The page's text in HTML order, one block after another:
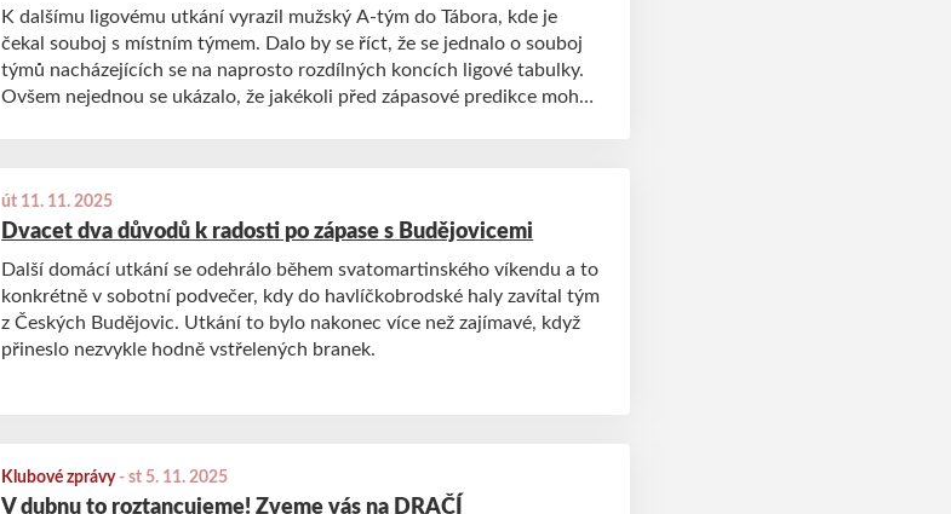
K dalšímu ligovému utkání vyrazil mužský A-tým do Tábora, kde je
čekal souboj s místním týmem. Dalo by se říct, že se jednalo o souboj
týmů nacházejících se na naprosto rozdílných koncích ligové tabulky.
Ovšem nejednou se ukázalo, že jakékoli před zápasové predikce mohou
út 11. 11. 2025
Dvacet dva důvodů k radosti po zápase s Budějovicemi
Další domácí utkání se odehrálo během svatomartinského víkendu a to
konkrétně v sobotní podvečer, kdy do havlíčkobrodské haly zavítal tým
z Českých Budějovic. Utkání to bylo nakonec více než zajímavé, když
přineslo nezvykle hodně vstřelených branek.
Klubové zprávy-st 5. 11. 2025
V dubnu to roztancujeme! Zveme vás na DRAČÍ